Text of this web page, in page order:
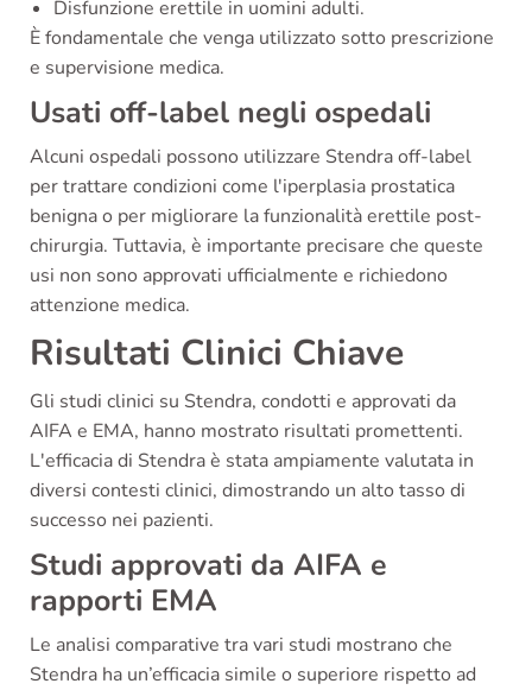
Disfunzione erettile in uomini adulti.
È fondamentale che venga utilizzato sotto prescrizione
e supervisione medica.
Usati off-label negli ospedali
Alcuni ospedali possono utilizzare Stendra off-label
per trattare condizioni come l'iperplasia prostatica
benigna o per migliorare la funzionalità erettile post-
chirurgia. Tuttavia, è importante precisare che queste
usi non sono approvati ufficialmente e richiedono
attenzione medica.
Risultati Clinici Chiave
Gli studi clinici su Stendra, condotti e approvati da
AIFA e EMA, hanno mostrato risultati promettenti.
L'efficacia di Stendra è stata ampiamente valutata in
diversi contesti clinici, dimostrando un alto tasso di
successo nei pazienti.
Studi approvati da AIFA e
rapporti EMA
Le analisi comparative tra vari studi mostrano che
Stendra ha un’efficacia simile o superiore rispetto ad